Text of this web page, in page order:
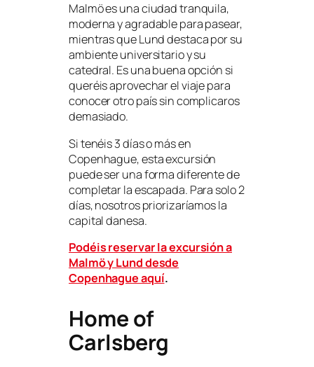
Malmö es una ciudad tranquila,
moderna y agradable para pasear,
mientras que Lund destaca por su
ambiente universitario y su
catedral. Es una buena opción si
queréis aprovechar el viaje para
conocer otro país sin complicaros
demasiado.
Si tenéis 3 días o más en
Copenhague, esta excursión
puede ser una forma diferente de
completar la escapada. Para solo 2
días, nosotros priorizaríamos la
capital danesa.
Podéis reservar la excursión a
Malmö y Lund desde
Copenhague aquí.
Home of
Carlsberg